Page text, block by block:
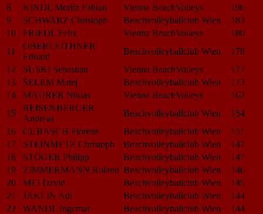
8 KINDL Moritz Fabian Vienna BeachVolleys
196
9
SCHWARZ Christoph Beachvolleyballclub Wien
183
10
FRIEDL Felix Vienna BeachVolleys
180
11
OBERLEITHNER
Eduard
Beachvolleyballclub Wien
178
12
SUSKI Sebastian Vienna BeachVolleys
177
13
ŠELEM Matej Beachvolleyballclub Wien
173
14
MAURER Niklas Vienna BeachVolleys
162
15
REISENBERGER
Andreas
Beachvolleyballclub Wien
154
16
CUBASCH Florens Beachvolleyballclub Wien
151
17
STEINMETZ Christoph Beachvolleyballclub Wien
147
18
STÖGER Philipp Beachvolleyballclub Wien
147
19
ZIMMERMANN Roland Beachvolleyballclub Wien
146
20
MEI David Beachvolleyballclub Wien
145
21
JAKLIN Adi Beachvolleyballclub Wien
144
22
WANDL Ingemar Beachvolleyballclub Wien
144